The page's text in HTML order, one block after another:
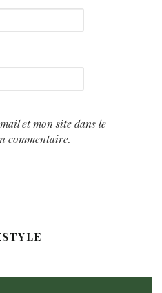
et mon site dans le
commentaire.